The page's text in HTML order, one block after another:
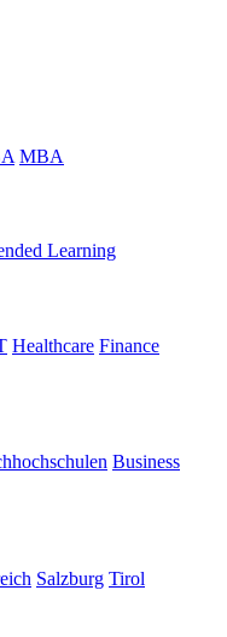
MBA
Learning
Healthcare Finance
Business
Salzburg Tirol